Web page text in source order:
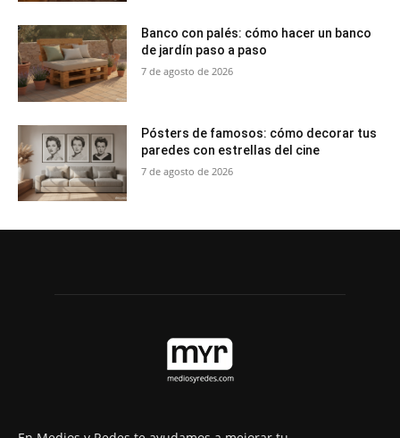
Banco con palés: cómo hacer un banco
de jardín paso a paso
7 de agosto de 2026
Pósters de famosos: cómo decorar tus
paredes con estrellas del cine
7 de agosto de 2026